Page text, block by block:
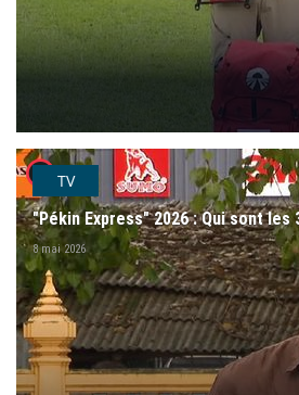
player2TV
"Pékin Express" 2026 : Qui sont
8 mai 2026